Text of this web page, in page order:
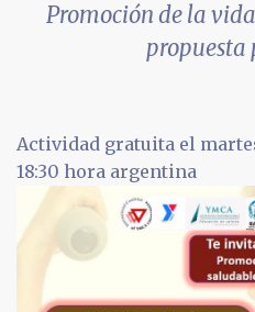
Promoción de la
propuesta
Actividad gratuita el
18:30 hora argentina